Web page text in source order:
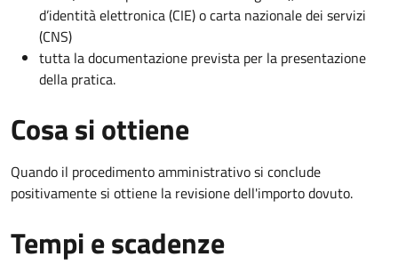
d’identità elettronica (CIE) o carta nazionale dei servizi
(CNS)
tutta la documentazione prevista per la presentazione
della pratica.
Cosa si ottiene
Quando il procedimento amministrativo si conclude
positivamente si ottiene la revisione dell'importo dovuto.
Tempi e scadenze